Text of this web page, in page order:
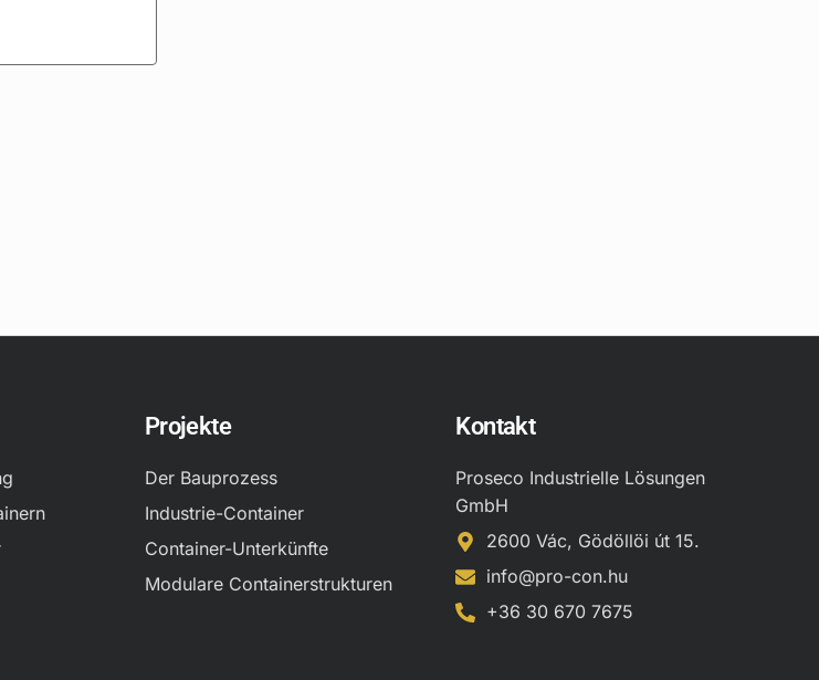
Projekte
Der Bauprozess
Industrie-Container
Container-Unterkünfte
Modulare Containerstrukturen
Kontakt
Proseco Industrielle Lösungen
GmbH
2600 Vác, Gödöllöi út 15.
info@pro-con.hu
+36 30 670 7675